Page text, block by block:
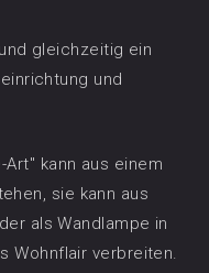
gleichzeitig ein
und
kann aus einem
sie kann aus
als Wandlampe in
Wohnflair verbreiten.